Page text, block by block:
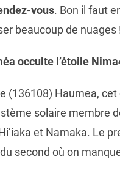
vous. Bon il faut
beaucoup de nuages
occulte l’étoile
(136108) Haumea,
solaire membre
et Namaka. Le
second où on